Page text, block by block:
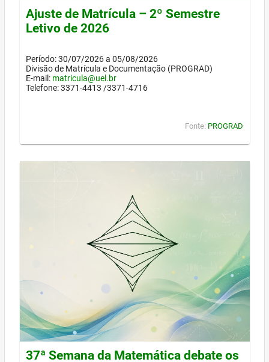
Ajuste de Matrícula – 2º Semestre
Letivo de 2026
Período: 30/07/2026 a 05/08/2026
Divisão de Matrícula e Documentação (PROGRAD)
E-mail: matricula@uel.br
Telefone: 3371-4413 /3371-4716
Fonte: PROGRAD
37ª Semana da Matemática debate os